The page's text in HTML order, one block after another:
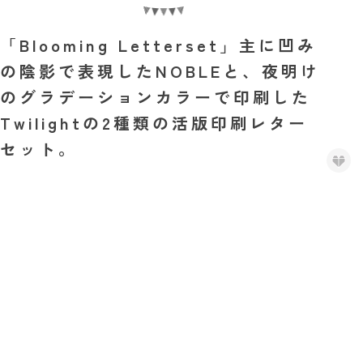
「Blooming Letterset」主に凹み
の陰影で表現したNOBLEと、夜明け
のグラデーションカラーで印刷した
Twilightの2種類の活版印刷レター
セット。